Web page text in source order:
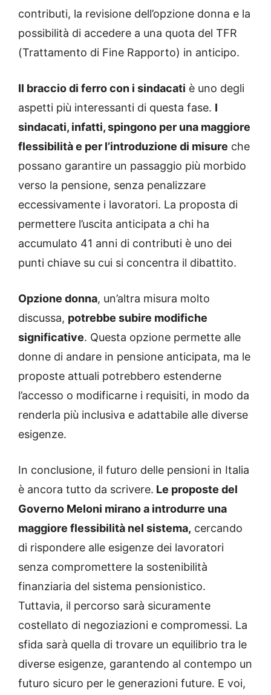
contributi, la revisione dell’opzione donna e la
possibilità di accedere a una quota del TFR
(Trattamento di Fine Rapporto) in anticipo.
Il braccio di ferro con i sindacati è uno degli
aspetti più interessanti di questa fase. I
sindacati, infatti, spingono per una maggiore
flessibilità e per l’introduzione di misure che
possano garantire un passaggio più morbido
verso la pensione, senza penalizzare
eccessivamente i lavoratori. La proposta di
permettere l’uscita anticipata a chi ha
accumulato 41 anni di contributi è uno dei
punti chiave su cui si concentra il dibattito.
Opzione donna, un’altra misura molto
discussa, potrebbe subire modifiche
significative. Questa opzione permette alle
donne di andare in pensione anticipata, ma le
proposte attuali potrebbero estenderne
l’accesso o modificarne i requisiti, in modo da
renderla più inclusiva e adattabile alle diverse
esigenze.
In conclusione, il futuro delle pensioni in Italia
è ancora tutto da scrivere. Le proposte del
Governo Meloni mirano a introdurre una
maggiore flessibilità nel sistema, cercando
di rispondere alle esigenze dei lavoratori
senza compromettere la sostenibilità
finanziaria del sistema pensionistico.
Tuttavia, il percorso sarà sicuramente
costellato di negoziazioni e compromessi. La
sfida sarà quella di trovare un equilibrio tra le
diverse esigenze, garantendo al contempo un
futuro sicuro per le generazioni future. E voi,